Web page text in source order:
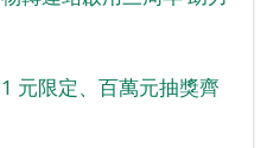
元限定、百萬元抽獎齊